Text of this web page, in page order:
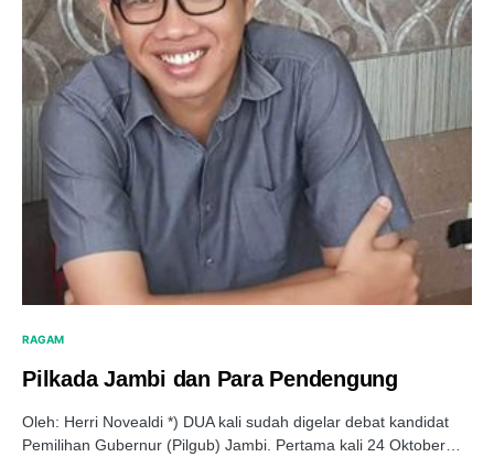
RAGAM
Pilkada Jambi dan Para Pendengung
Oleh: Herri Novealdi *) DUA kali sudah digelar debat kandidat
Pemilihan Gubernur (Pilgub) Jambi. Pertama kali 24 Oktober…